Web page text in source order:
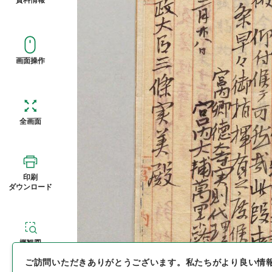
画面操作
全画面
印刷
ダウンロード
概観図
ご訪問いただきありがとうございます。 私たちがより良い情